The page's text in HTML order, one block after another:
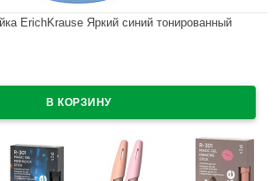
ErichKrause Яркий синий тонированный